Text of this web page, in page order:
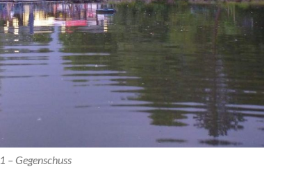
– Gegenschuss